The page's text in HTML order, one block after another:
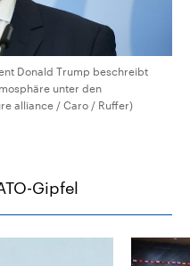
Donald Trump beschreibt
unter den
alliance / Caro / Ruffer)
Gipfel